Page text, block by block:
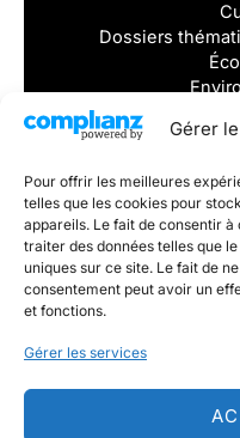
Gérer
Pour offrir les meilleures
telles que les cookies pour
appareils. Le fait de consentir
traiter des données telles que
uniques sur ce site. Le fait de
consentement peut avoir un
et fonctions.
Gérer les services
Dossiers